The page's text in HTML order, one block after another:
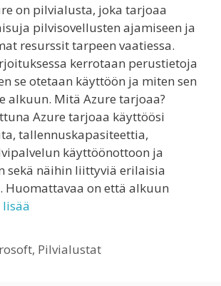
on pilvialusta, joka tarjoaa
pilvisovellusten ajamiseen ja
resurssit tarpeen vaatiessa.
kerrotaan perustietoja
se otetaan käyttöön ja miten sen
alkuun. Mitä Azure tarjoaa?
Azure tarjoaa käyttöösi
tallennuskapasiteettia,
käyttöönottoon ja
sekä näihin liittyviä erilaisia
Huomattavaa on että alkuun
lisää
, Pilvialustat